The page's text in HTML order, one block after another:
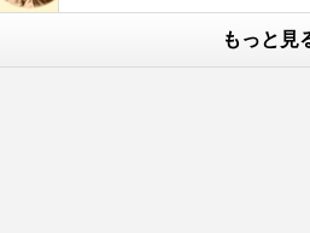
もっと見